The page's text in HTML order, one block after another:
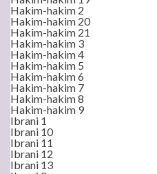
Hakim-hakim 2
Hakim-hakim 20
Hakim-hakim 21
Hakim-hakim 3
Hakim-hakim 4
Hakim-hakim 5
Hakim-hakim 6
Hakim-hakim 7
Hakim-hakim 8
Hakim-hakim 9
Ibrani 1
Ibrani 10
Ibrani 11
Ibrani 12
Ibrani 13